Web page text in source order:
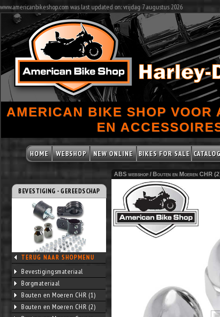
www.americanbikeshop.com was last updated on: vrijdag 7 augustus 2026
AMERICAN BIKE SHOP VOOR
EN
HOME WEBSHOP NEW ONLINE BIKES FOR SALE
BEVESTIGING - GEREEDSCHAP
TERUG NAAR SHOPMENU
Bevestigingsmateriaal
Borgmateriaal
Bouten en Moeren CHR (1)
Bouten en Moeren CHR (2)
ABS webshop / Bouten en Moeren CHR